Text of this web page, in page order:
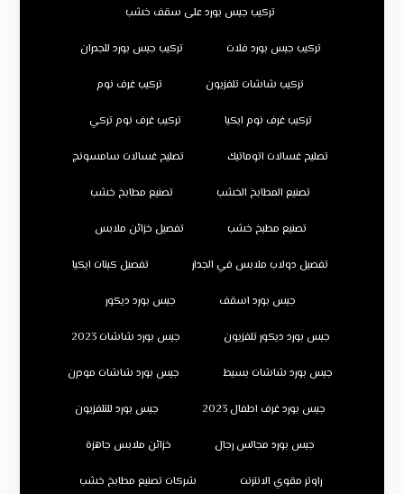
تركيب جبس بورد على سقف خشب
تركيب جبس بورد فلات تركيب جبس بورد للجدران
تركيب شاشات تلفزيون تركيب غرف نوم
تركيب غرف نوم ايكيا تركيب غرف نوم تركي
تصليح غسالات اتوماتيك تصليح غسالات سامسونج
تصنيع المطابخ الخشب تصنيع مطابخ خشب
تصنيع مطبخ خشب تفصيل خزائن ملابس
تفصيل دولاب ملابس في الجدار تفصيل كبتات ايكيا
جبس بورد اسقف جبس بورد ديكور
جبس بورد ديكور تلفزيون جبس بورد شاشات 2023
جبس بورد شاشات بسيط جبس بورد شاشات مودرن
جبس بورد غرف اطفال 2023 جبس بورد للتلفزيون
جبس بورد مجالس رجال خزائن ملابس جاهزة
راوتر مقوي الانترنت شركات تصنيع مطابخ خشب